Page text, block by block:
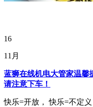
16
11月
蓝狮在线机电大管家温馨
请注意下车！
快乐=开放， 快乐=不定